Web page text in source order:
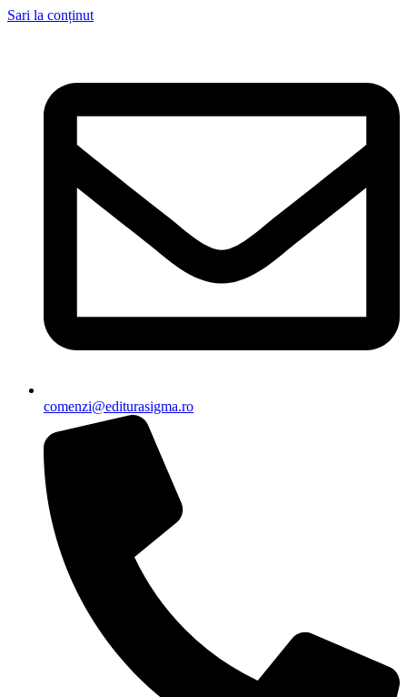
Sari la conținut
comenzi@editurasigma.ro